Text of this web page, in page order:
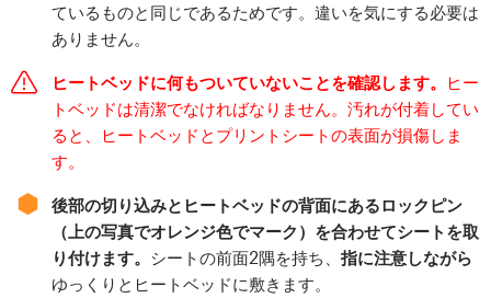
ているものと同じであるためです。違いを気にする必要は
ありません。
ヒートベッドに何もついていないことを確認します。
ヒー
トベッドは清潔でなければなりません。汚れが付着してい
ると、ヒートベッドとプリントシートの表面が損傷しま
す。
⬢
後部の切り込みとヒートベッドの背面にあるロックピン
（上の写真でオレンジ色でマーク）を合わせてシートを取
り付けます。 シートの前面2隅を持ち、 指に注意しながら
ゆっくりとヒートベッドに敷きます。